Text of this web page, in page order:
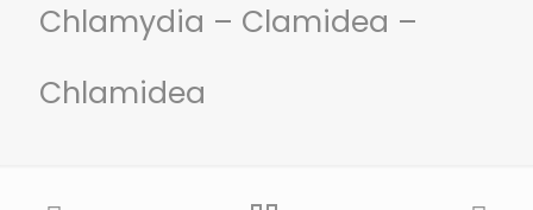
Chlamydia – Clamidea –
Chlamidea